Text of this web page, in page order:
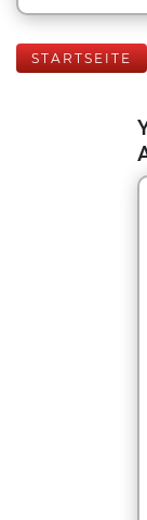
STARTSEITE